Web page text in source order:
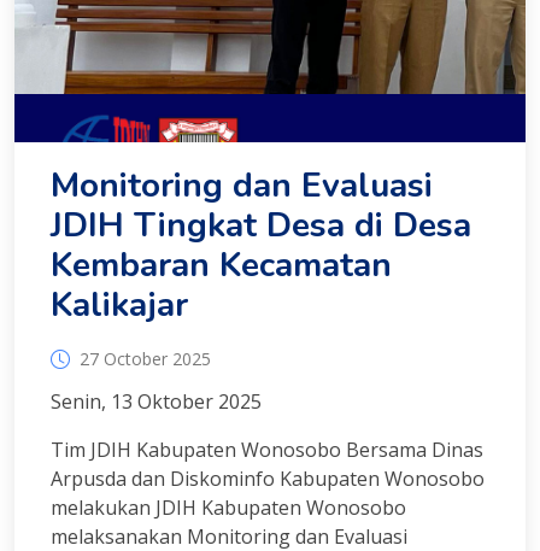
Monitoring dan Evaluasi
JDIH Tingkat Desa di Desa
Kembaran Kecamatan
Kalikajar
27 October 2025
Senin, 13 Oktober 2025
Tim JDIH Kabupaten Wonosobo Bersama Dinas
Arpusda dan Diskominfo Kabupaten Wonosobo
melakukan JDIH Kabupaten Wonosobo
melaksanakan Monitoring dan Evaluasi